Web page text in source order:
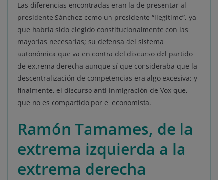
Las diferencias encontradas eran la de presentar al
presidente Sánchez como un presidente “ilegítimo”, ya
que habría sido elegido constitucionalmente con las
mayorías necesarias; su defensa del sistema
autonómica que va en contra del discurso del partido
de extrema derecha aunque sí que consideraba que la
descentralización de competencias era algo excesiva; y
finalmente, el discurso anti-inmigración de Vox que,
que no es compartido por el economista.
Ramón Tamames, de la
extrema izquierda a la
extrema derecha